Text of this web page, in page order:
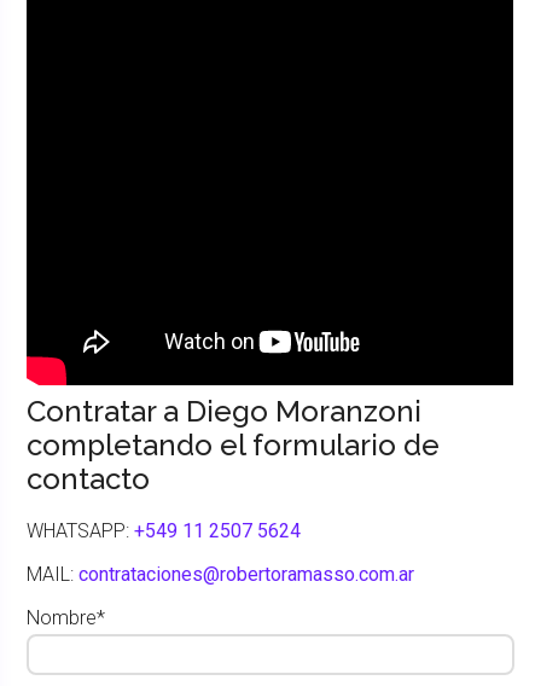
Contratar a Diego Moranzoni
completando el formulario de
contacto
WHATSAPP:+549 11 2507 5624
MAIL:contrataciones@robertoramasso.com.ar
Nombre*